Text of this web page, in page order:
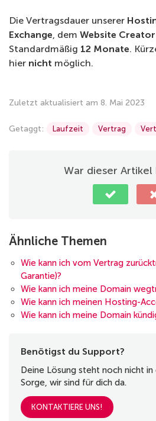
Die Vertragsdauer unserer
Exchange, dem Website Creator
Standardmäßig 12 Monate.
hier nicht möglich.
Zuletzt aktualisiert am 8. Mai 2023
Getaggt: Laufzeit Vertrag
War dieser Artikel
Ähnliche Themen
Wie kann ich vom Vertrag
Garantie)?
Wie kann ich meine Domain
Wie kann ich meinen Hosting-
Wie kann ich meine Domain
Benötigst du Support?
Deine Lösung steht noch nicht in
Sorge, wir sind für dich da.
KONTAKTIERE UNS!